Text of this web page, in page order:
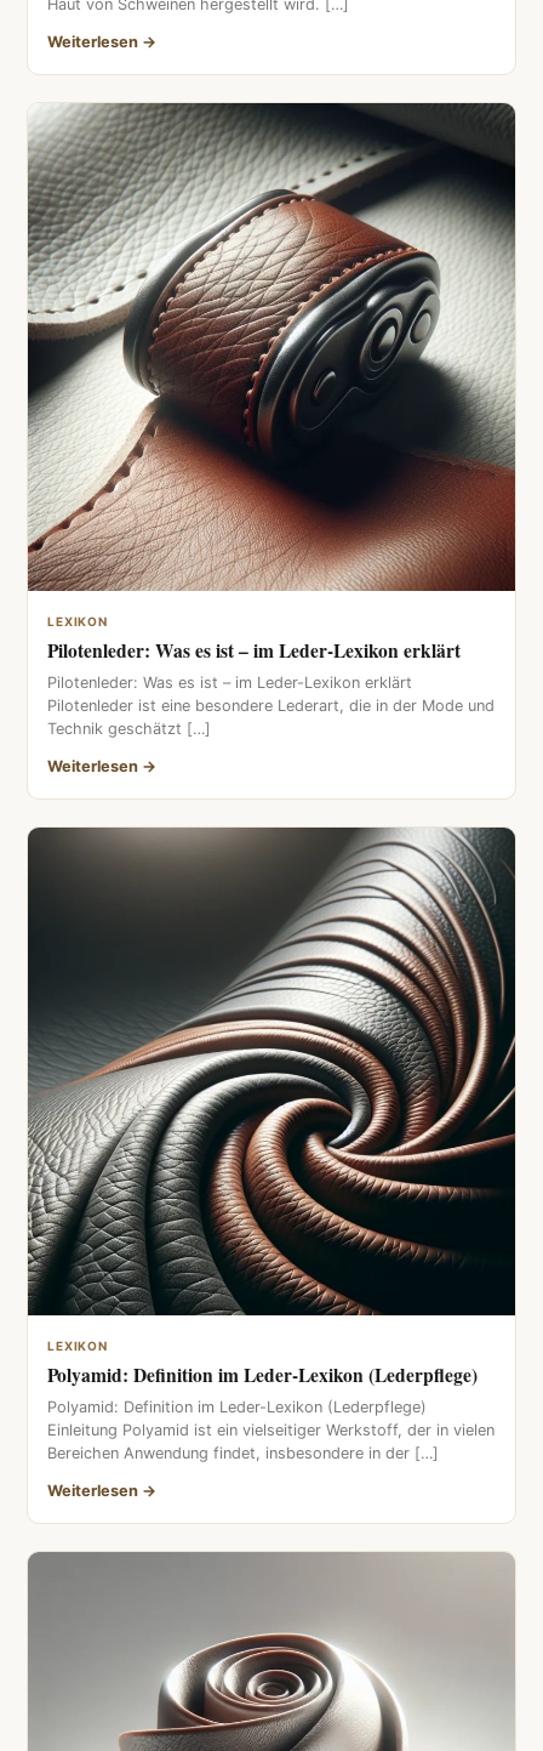
Haut von Schweinen hergestellt wird. […]
Weiterlesen →
LEXIKON
Pilotenleder: Was es ist – im Leder-Lexikon erklärt
Pilotenleder: Was es ist – im Leder-Lexikon erklärt
Pilotenleder ist eine besondere Lederart, die in der Mode und
Technik geschätzt […]
Weiterlesen →
LEXIKON
Polyamid: Definition im Leder-Lexikon (Lederpflege)
Polyamid: Definition im Leder-Lexikon (Lederpflege)
Einleitung Polyamid ist ein vielseitiger Werkstoff, der in vielen
Bereichen Anwendung findet, insbesondere in der […]
Weiterlesen →